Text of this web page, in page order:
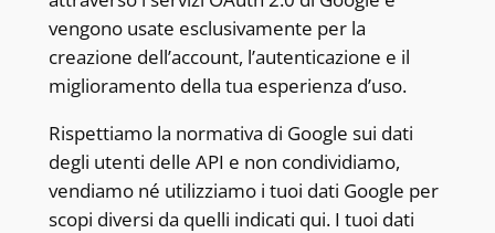
vengono usate esclusivamente per la
creazione dell’account, l’autenticazione e il
miglioramento della tua esperienza d’uso.
Rispettiamo la normativa di Google sui dati
degli utenti delle API e non condividiamo,
vendiamo né utilizziamo i tuoi dati Google per
scopi diversi da quelli indicati qui. I tuoi dati